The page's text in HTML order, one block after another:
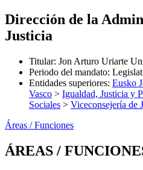
Dirección de la
Justicia
Titular: Jon Arturo Uriarte
Periodo del mandato:
Entidades superiores: Eusko
Vasco > Igualdad, Justicia y
Sociales > Viceconsejería de
Áreas / Funciones
ÁREAS /